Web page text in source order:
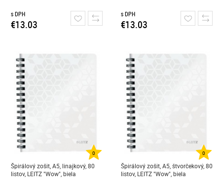
s DPH
€13.03
s DPH
€13.03
0
Špirálový zošit, A5, linajkový, 80
listov, LEITZ "Wow", biela
0
Špirálový zošit, A5, štvorčekový, 80
listov, LEITZ "Wow", biela